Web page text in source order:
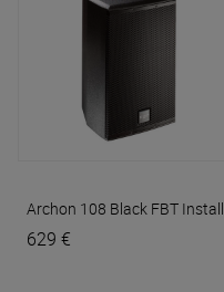
Archon 108 Black FBT Install
629 €